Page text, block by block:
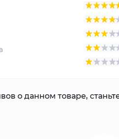
о данном товаре,